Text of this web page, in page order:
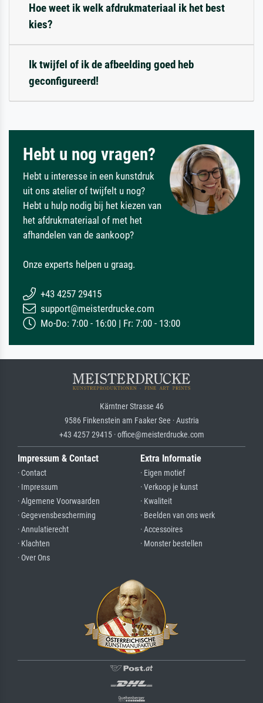
Hoe weet ik welk afdrukmateriaal ik het best
kies?
Ik twijfel of ik de afbeelding goed heb
geconfigureerd!
Hebt u nog vragen?
Hebt u interesse in een kunstdruk
uit ons atelier of twijfelt u nog?
Hebt u hulp nodig bij het kiezen van
het afdrukmateriaal of met het
afhandelen van de aankoop?
Onze experts helpen u graag.
+43 4257 29415
support@meisterdrucke.com
Mo-Do: 7:00 - 16:00 | Fr: 7:00 - 13:00
Kärntner Strasse 46
9586 Finkenstein am Faaker See · Austria
+43 4257 29415 · office@meisterdrucke.com
Impressum & Contact
· Contact
· Impressum
· Algemene Voorwaarden
· Gegevensbescherming
· Annulatierecht
· Klachten
· Over Ons
Extra Informatie
· Eigen motief
· Verkoop je kunst
· Kwaliteit
· Beelden van ons werk
· Accessoires
· Monster bestellen